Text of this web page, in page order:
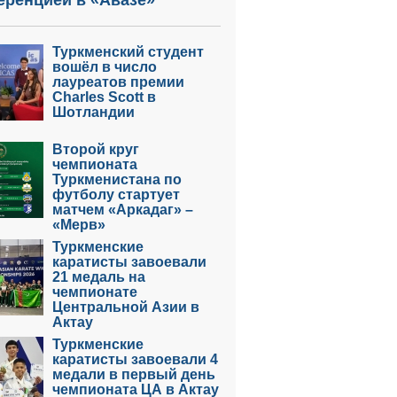
Туркменский студент
вошёл в число
лауреатов премии
Charles Scott в
Шотландии
Второй круг
чемпионата
Туркменистана по
футболу стартует
матчем «Аркадаг» –
«Мерв»
Туркменские
каратисты завоевали
21 медаль на
чемпионате
Центральной Азии в
Актау
Туркменские
каратисты завоевали 4
медали в первый день
чемпионата ЦА в Актау